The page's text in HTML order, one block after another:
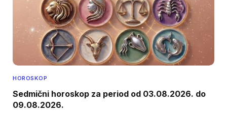
HOROSKOP
Sedmični horoskop za period od 03.08.2026. do
09.08.2026.